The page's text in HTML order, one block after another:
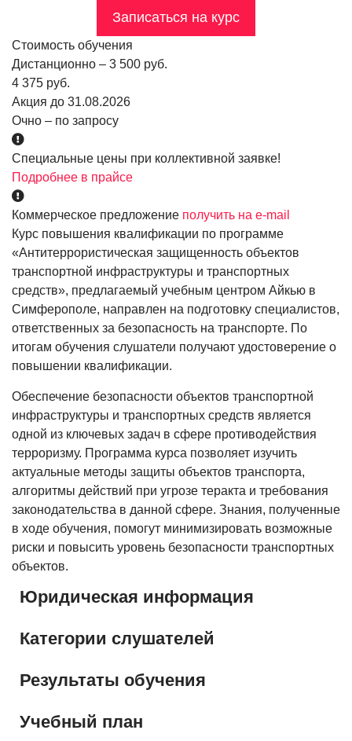
Записаться на курс
Стоимость обучения
Дистанционно – 3 500 руб.
4 375 руб.
Акция до 31.08.2026
Очно – по запросу
Специальные цены при коллективной заявке!
Подробнее в прайсе
Коммерческое предложение получить на e-mail
Курс повышения квалификации по программе
«Антитеррористическая защищенность объектов
транспортной инфраструктуры и транспортных
средств», предлагаемый учебным центром Айкью в
Симферополе, направлен на подготовку специалистов,
ответственных за безопасность на транспорте. По
итогам обучения слушатели получают удостоверение о
повышении квалификации.
Обеспечение безопасности объектов транспортной
инфраструктуры и транспортных средств является
одной из ключевых задач в сфере противодействия
терроризму. Программа курса позволяет изучить
актуальные методы защиты объектов транспорта,
алгоритмы действий при угрозе теракта и требования
законодательства в данной сфере. Знания, полученные
в ходе обучения, помогут минимизировать возможные
риски и повысить уровень безопасности транспортных
объектов.
Юридическая информация
Категории слушателей
Результаты обучения
Учебный план